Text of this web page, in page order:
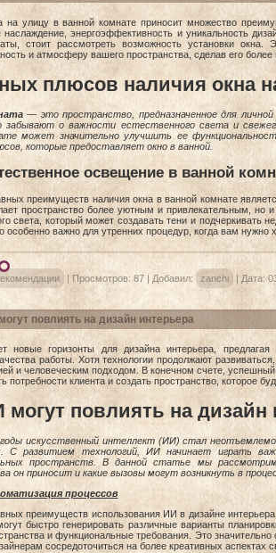
на улицу в ванной комнате приносит множество
наслаждение, энергоэффективность и уникальность
стоит рассмотреть возможность установки
и атмосферу вашего пространства, сделав его
плюсов наличия окна
— это пространство, предназначенное для
забывают о важности естественного света и
может значительно улучшить ее
которые предоставляет окно в ванной.
освещение в ванной
преимуществ наличия окна в ванной комнате
пространство более уютным и привлекательным, но
света, который может создавать тени и подчеркивать
особенно важно для утренних процедур, когда вам
|Просмотров: 87| Добавил: zanchi |Дата:
повлиять на дизайн интерьера
новые горизонты для дизайна интерьера,
работы. Хотя технологии продолжают
и человеческим подходом. В конечном счете,
потребности клиента и создать пространство, которое
могут повлиять на дизайн
годы искусственный интеллект (ИИ) стал
С развитием технологий, ИИ начинает играть
пространств. В данной статье мы
он приносит и какие вызовы могут возникнуть в
процессов
преимуществ использования ИИ в дизайне
быстро генерировать различные варианты
и функциональные требования. Это
сосредоточиться на более креативных аспектах